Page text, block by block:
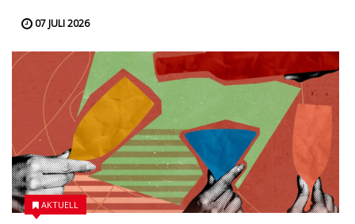
07 JULI 2026
AKTUELL